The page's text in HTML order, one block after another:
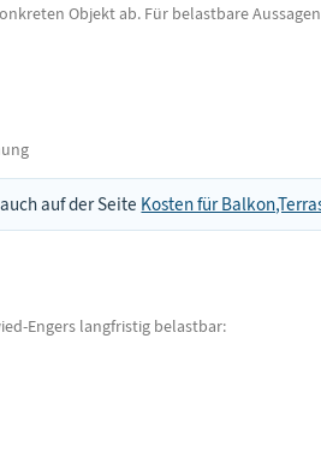
Objekt ab. Für belastbare
auf der Seite Kosten für
Engers langfristig belastbar: